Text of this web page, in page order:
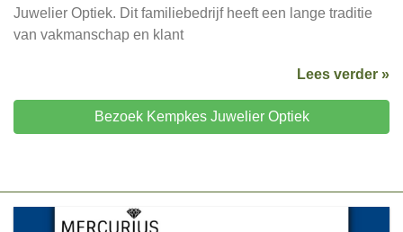
Juwelier Optiek. Dit familiebedrijf heeft een lange traditie
van vakmanschap en klant
Lees verder »
Bezoek Kempkes Juwelier Optiek